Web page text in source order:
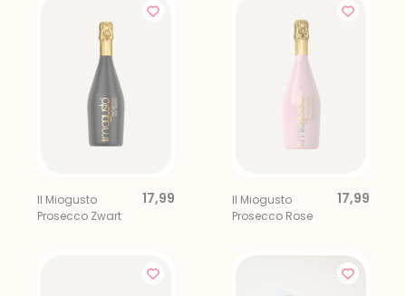
Il Miogusto
Prosecco Zwart
17,99
Il Miogusto
Prosecco Rose
17,99